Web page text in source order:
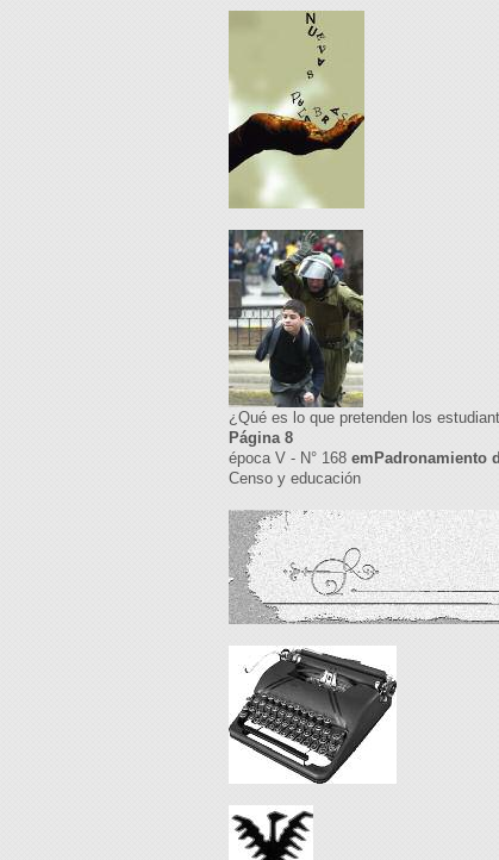
¿Qué es lo que pretenden los
Página 8
época V - N° 168 emPadronamiento
Censo y educación